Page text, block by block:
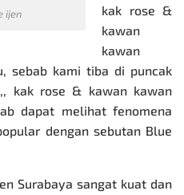
ijen
kak rose &
kawan
kawan
sebab kami tiba di puncak
kak rose & kawan kawan
dapat melihat fenomena
dengan sebutan Blue
Surabaya sangat kuat dan